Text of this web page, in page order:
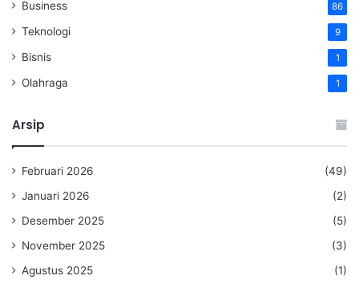
Business 86
Teknologi 9
Bisnis 1
Olahraga 1
Arsip
Februari 2026
(49)
Januari 2026
(2)
Desember 2025
(5)
November 2025
(3)
Agustus 2025
(1)